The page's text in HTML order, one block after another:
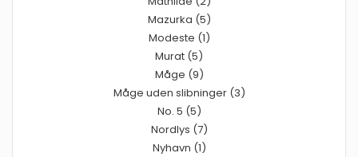
Mazurka (5)
Modeste (1)
Murat (5)
Måge (9)
Måge uden slibninger (3)
No. 5 (5)
Nordlys (7)
Nyhavn (1)